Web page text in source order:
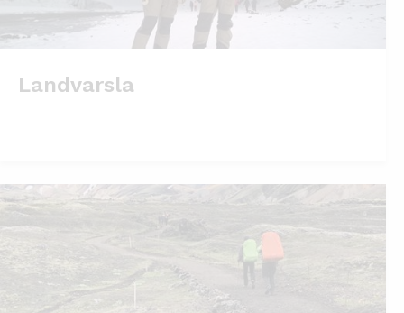
Landvarsla